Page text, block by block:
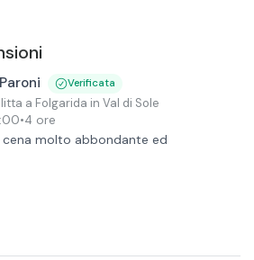
Verificata
a Folgarida in Val di Sole
•4 ore
cena molto abbondante ed